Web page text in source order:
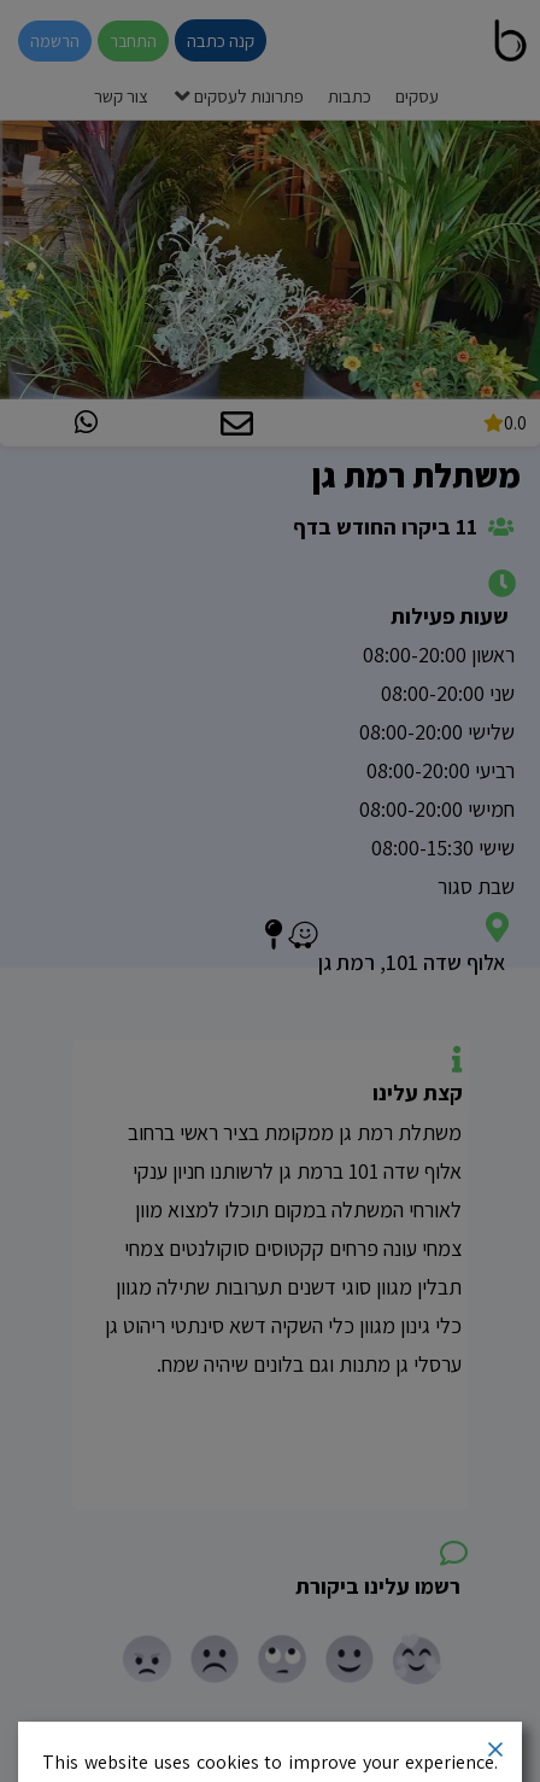
קנה כתבה התחבר הרשמה
עסקים כתבות פתרונות לעסקים צור קשר
0.0
משתלת רמת גן
שעות פעילות
ראשון 08:00-20:00
שני 08:00-20:00
שלישי 08:00-20:00
רביעי 08:00-20:00
חמישי 08:00-20:00
שישי 08:00-15:30
שבת סגור
אלוף שדה 101, רמת גן
קצת עלינו
משתלת רמת גן ממקומת בציר ראשי ברחוב
אלוף שדה 101 ברמת גן לרשותנו חניון ענקי
לאורחי המשתלה במקום תוכלו למצוא מוון
צמחי עונה פרחים קקטוסים סוקולנטים צמחי
תבלין מגוון סוגי דשנים תערובות שתילה מגוון
כלי גינון מגוון כלי השקיה דשא סינתטי ריהוט גן
ערסלי גן מתנות וגם בלונים שיהיה שמח.
רשמו עלינו ביקורת
This website uses cookies to improve your experience.